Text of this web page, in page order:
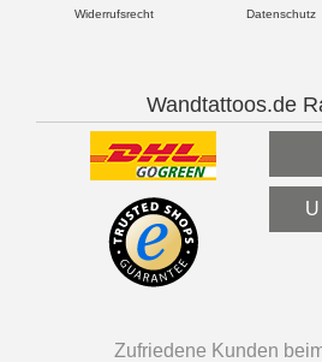
Widerrufsrecht Datenschutz
Wandtattoos.de
Zufriedene Kunden